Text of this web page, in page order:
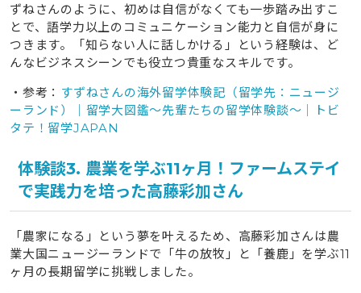
ずねさんのように、初めは自信がなくても一歩踏み出すこ
とで、語学力以上のコミュニケーション能力と自信が身に
つきます。「知らない人に話しかける」という経験は、ど
んなビジネスシーンでも役立つ貴重なスキルです。
・参考： すずねさんの海外留学体験記（留学先：ニュージ
ーランド）｜留学大図鑑～先輩たちの留学体験談～｜トビ
タテ！留学JAPAN
体験談3. 農業を学ぶ11ヶ月！ファームステイ
で実践力を培った高藤彩加さん
「農家になる」という夢を叶えるため、高藤彩加さんは農
業大国ニュージーランドで「牛の放牧」と「養鹿」を学ぶ11
ヶ月の長期留学に挑戦しました。